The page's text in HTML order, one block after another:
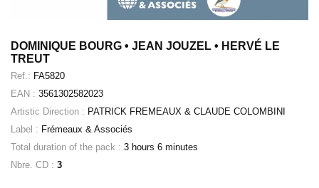
DOMINIQUE BOURG • JEAN JOUZEL • HERVÉ LE
TREUT
Ref.: FA5820
EAN : 3561302582023
Artistic Direction : PATRICK FREMEAUX & CLAUDE COLOMBINI
Label : Frémeaux & Associés
Total duration of the pack : 3 hours 6 minutes
Nbre. CD : 3